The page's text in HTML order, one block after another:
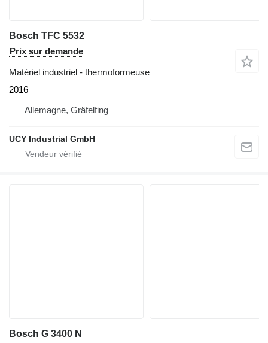
Bosch TFC 5532
Prix sur demande
Matériel industriel - thermoformeuse
2016
Allemagne, Gräfelfing
UCY Industrial GmbH
Bosch G 3400 N